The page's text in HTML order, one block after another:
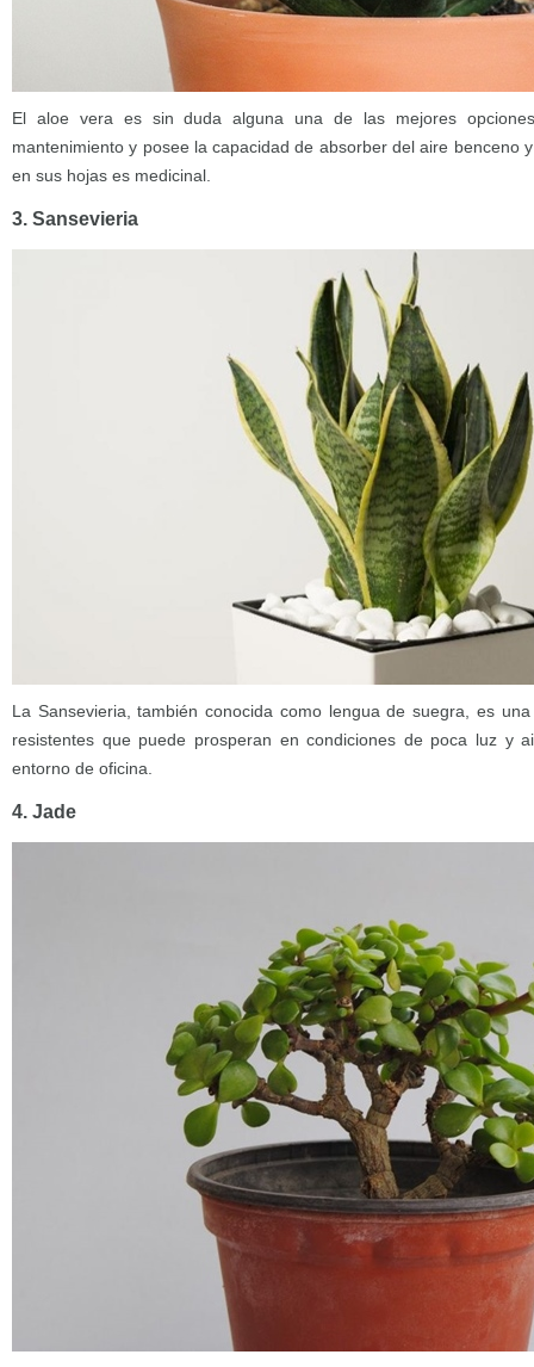
El aloe vera es sin duda alguna una de las mejores
mantenimiento y posee la capacidad de absorber del aire benceno
en sus hojas es medicinal.
3. Sansevieria
La Sansevieria, también conocida como lengua de suegra, es
resistentes que puede prosperan en condiciones de poca luz y
entorno de oficina.
4. Jade